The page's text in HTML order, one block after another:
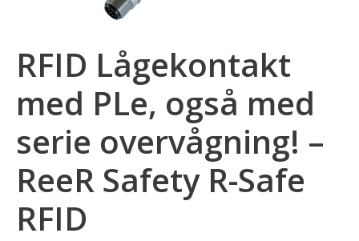
RFID Lågekontakt
med PLe, også med
serie overvågning! –
ReeR Safety R-Safe
RFID